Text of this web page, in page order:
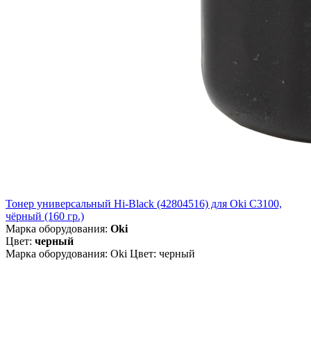
Тонер универсальный Hi-Black (42804516) для Oki С3100,
чёрный (160 гр.)
Марка оборудования: Oki
Цвет: черный
Марка оборудования: Oki Цвет: черный